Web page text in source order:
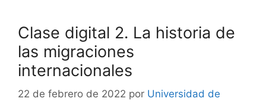
Clase digital 2. La historia de
las migraciones
internacionales
22 de febrero de 2022 por Universidad de